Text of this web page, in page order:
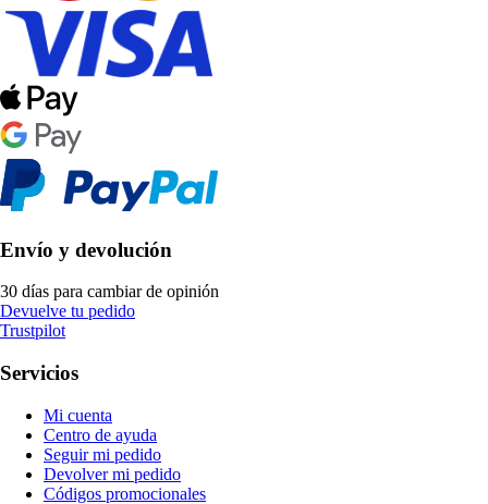
Envío y devolución
30 días para cambiar de opinión
Devuelve tu pedido
Trustpilot
Servicios
Mi cuenta
Centro de ayuda
Seguir mi pedido
Devolver mi pedido
Códigos promocionales